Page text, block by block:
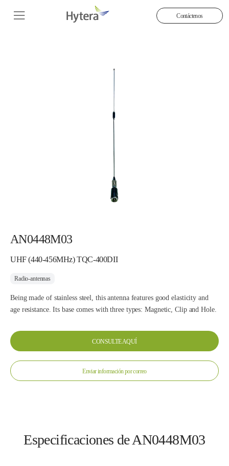
Contáctenos
AN0448M03
UHF (440-456MHz) TQC-400DII
Radio-antennas
Being made of stainless steel, this antenna features good elasticity and
age resistance. Its base comes with three types: Magnetic, Clip and Hole.
CONSULTE AQUÍ
Enviar información por correo
Especificaciones de AN0448M03